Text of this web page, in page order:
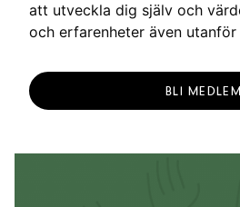
att utveckla dig själv och
och erfarenheter även utanför
BLI MEDLEM